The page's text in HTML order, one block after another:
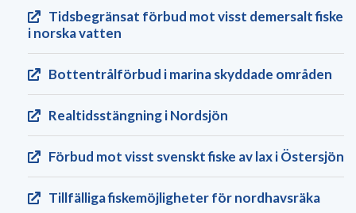
Tidsbegränsat förbud mot visst demersalt fiske
i norska vatten
Bottentrålförbud i marina skyddade områden
Realtids­stängning i Nordsjön
Förbud mot visst svenskt fiske av lax i Östersjön
Tillfälliga fiskemöjligheter för nordhavsräka